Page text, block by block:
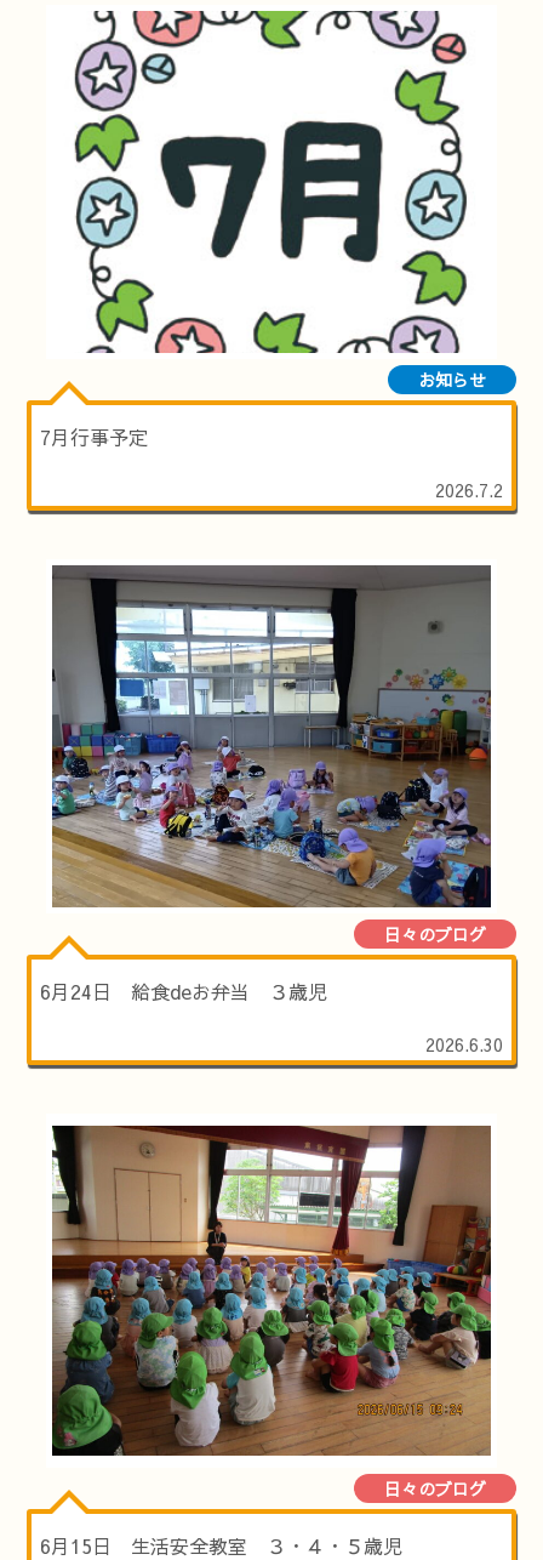
お知らせ
7月行事予定
2026.7.2
日々のブログ
6月24日 給食deお弁当 ３歳児
2026.6.30
日々のブログ
6月15日 生活安全教室 ３・４・５歳児